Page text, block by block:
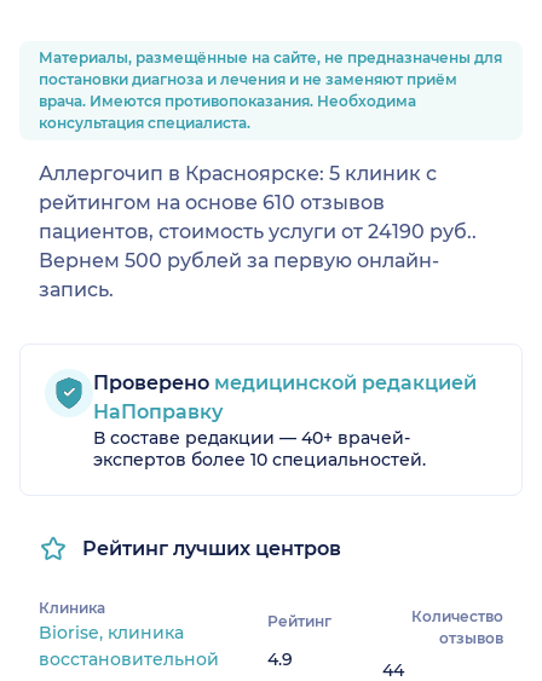
Материалы, размещённые на сайте, не предназначены для
постановки диагноза и лечения и не заменяют приём
врача. Имеются противопоказания. Необходима
консультация специалиста.
Аллергочип в Красноярске: 5 клиник с
рейтингом на основе 610 отзывов
пациентов, стоимость услуги от 24190 руб..
Вернем 500 рублей за первую онлайн-
запись.
Проверено медицинской редакцией
НаПоправку
В составе редакции — 40+ врачей-
экспертов более 10 специальностей.
Рейтинг лучших центров
Клиника
Biorise, клиника
восстановительной
Рейтинг
4.9
Количество
отзывов
44